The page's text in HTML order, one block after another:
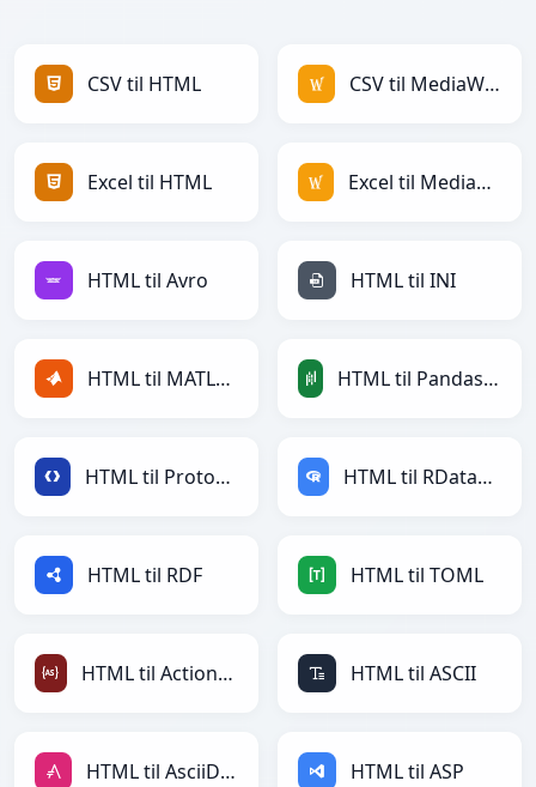
CSV til HTML CSV til MediaWiki
Excel til HTML Excel til MediaWiki
HTML til Avro HTML til INI
HTML til MATLAB HTML til PandasDataFrame
HTML til Protobuf HTML til RDataFrame
HTML til RDF HTML til TOML
HTML til ActionScript HTML til ASCII
HTML til AsciiDoc HTML til ASP